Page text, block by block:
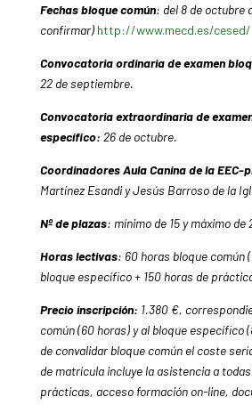
Fechas bloque común: del 8 de octubre
confirmar) http://www.mecd.es/cesed/
Convocatoria ordinaria de examen
22 de septiembre.
Convocatoria extraordinaria de
específico: 26 de octubre.
Coordinadores Aula Canina de la EEC-
Martínez Esandi y Jesús Barroso de la
Nº de plazas: mínimo de 15 y máximo de
Horas lectivas: 60 horas bloque común
bloque específico + 150 horas de
Precio inscripción: 1.380 €,
común (60 horas) y al bloque específico
de convalidar bloque común el coste
de matrícula incluye la asistencia a
prácticas, acceso formación on-line,